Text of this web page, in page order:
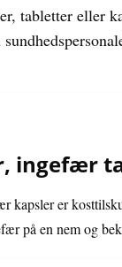
tabletter eller
ingefær
er
på en nem og